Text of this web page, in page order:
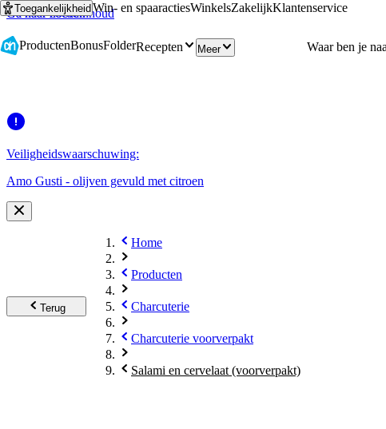
Ga naar hoofdinhoud
Ga naar zoeken
ToegankelijkheidWin- en spaaractiesWinkelsZakelijkKlantenservice
ProductenBonusFolderRecepten Meer
Veiligheidswaarschuwing:
Amo Gusti - olijven gevuld met citroen
Terug
Home
Producten
Charcuterie
Charcuterie voorverpakt
Salami en cervelaat (voorverpakt)